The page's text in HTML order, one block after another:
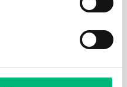
kortare